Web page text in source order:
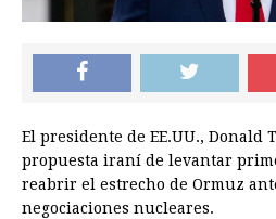
El presidente de EE.UU., Donald
propuesta iraní de levantar
reabrir el estrecho de Ormuz
negociaciones nucleares.